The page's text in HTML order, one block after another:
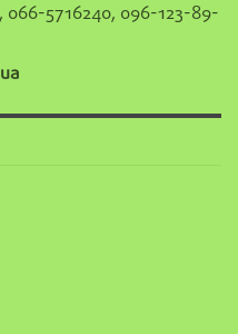
5716240, 096-123-89-